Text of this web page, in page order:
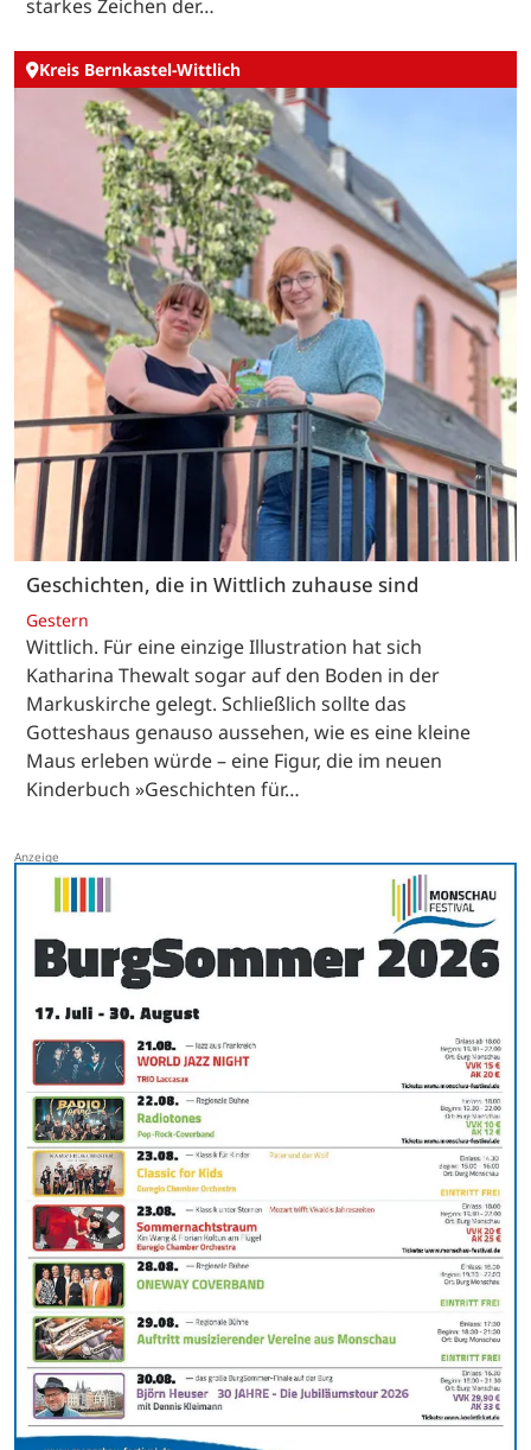
starkes Zeichen der…
Kreis Bernkastel-Wittlich
Geschichten, die in Wittlich zuhause sind
Gestern
Wittlich. Für eine einzige Illustration hat sich
Katharina Thewalt sogar auf den Boden in der
Markuskirche gelegt. Schließlich sollte das
Gotteshaus genauso aussehen, wie es eine kleine
Maus erleben würde – eine Figur, die im neuen
Kinderbuch »Geschichten für…